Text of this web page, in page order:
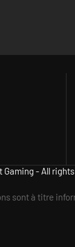
- All
sont à titre